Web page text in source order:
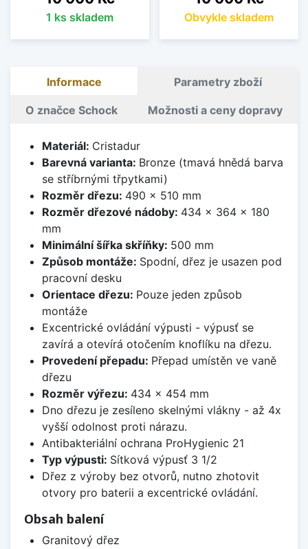
1 ks skladem Obvykle skladem
Informace Parametry zboží
O značce Schock Možnosti a ceny dopravy
Materiál: Cristadur
Barevná varianta: Bronze (tmavá hnědá barva
se stříbrnými třpytkami)
Rozměr dřezu: 490 x 510 mm
Rozměr dřezové nádoby: 434 x 364 x 180
mm
Minimální šířka skříňky: 500 mm
Způsob montáže: Spodní, dřez je usazen pod
pracovní desku
Orientace dřezu: Pouze jeden způsob
montáže
Excentrické ovládání výpusti - výpusť se
zavírá a otevírá otočením knoflíku na dřezu.
Provedení přepadu: Přepad umístěn ve vaně
dřezu
Rozměr výřezu: 434 x 454 mm
Dno dřezu je zesíleno skelnými vlákny - až 4x
vyšší odolnost proti nárazu.
Antibakteriální ochrana ProHygienic 21
Typ výpusti: Sítková výpusť 3 1/2
Dřez z výroby bez otvorů, nutno zhotovit
otvory pro baterii a excentrické ovládání.
Obsah balení
Granitový dřez